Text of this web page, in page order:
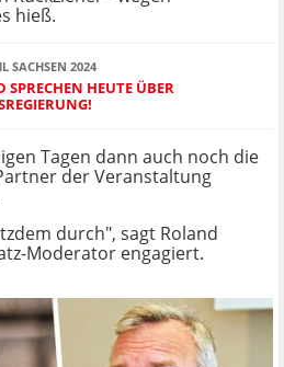
hieß.
SACHSEN 2024
SPRECHEN HEUTE ÜBER
Tagen dann auch noch die
der Veranstaltung
durch", sagt Roland
Moderator engagiert.